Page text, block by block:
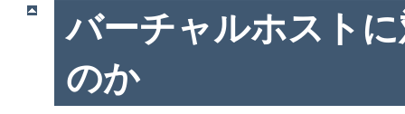
バーチャルホスト
のか